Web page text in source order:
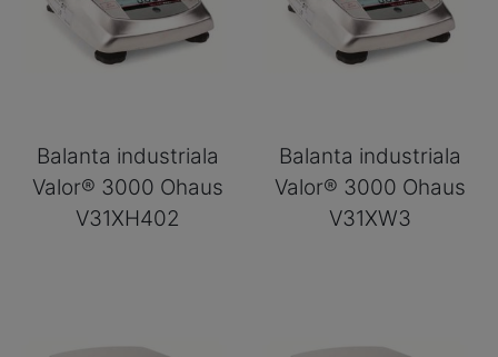
Balanta industriala
Valor® 3000 Ohaus
V31XH402
Balanta industriala
Valor® 3000 Ohaus
V31XW3